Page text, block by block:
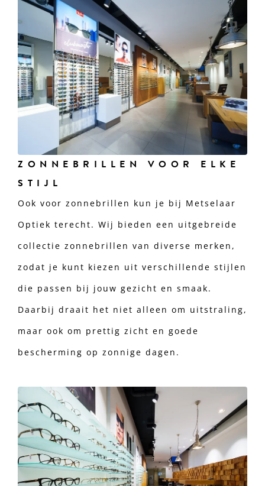
ZONNEBRILLEN VOOR ELKE
STIJL
Ook voor zonnebrillen kun je bij Metselaar
Optiek terecht. Wij bieden een uitgebreide
collectie zonnebrillen van diverse merken,
zodat je kunt kiezen uit verschillende stijlen
die passen bij jouw gezicht en smaak.
Daarbij draait het niet alleen om uitstraling,
maar ook om prettig zicht en goede
bescherming op zonnige dagen.